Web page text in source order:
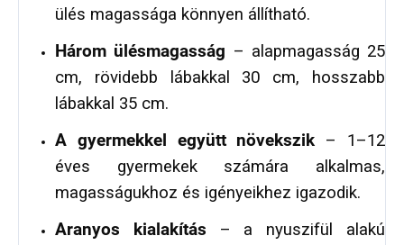
ülés magassága könnyen állítható.
Három ülésmagasság – alapmagasság 25
cm, rövidebb lábakkal 30 cm, hosszabb
lábakkal 35 cm.
A gyermekkel együtt növekszik – 1–12
éves gyermekek számára alkalmas,
magasságukhoz és igényeikhez igazodik.
Aranyos kialakítás – a nyuszifül alakú